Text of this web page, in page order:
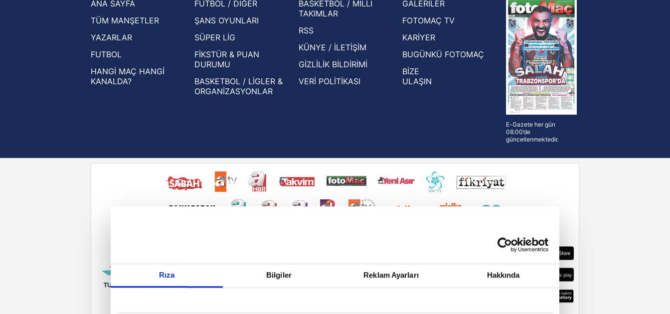
Rıza Bilgiler Reklam Ayarları Hakkında
Reddet
Ziraat Türkiye Kupası haberleri
UEFA Şampiyonlar Ligi haberleri
UEFA Avrupa Ligi haberleri
UEFA Konferans Ligi haberleri
basından gündem olan manşetler!
Beşiktaş'ın UEFA Avrupa Ligi'nde 3. Ön
Eleme Turu muhtemel rakipleri belli oldu!
ekiplerinden Atlas'ın yeni teknik direktörü
oldu
ANA SAYFA
TÜM MANŞETLER
YAZARLAR
FUTBOL
HANGİ MAÇ HANGİ
KANALDA?
FUTBOL / DİĞER
ŞANS OYUNLARI
SÜPER LİG
FİKSTÜR & PUAN
DURUMU
BASKETBOL / LİGLER &
ORGANİZASYONLAR
BASKETBOL / MİLLİ
TAKIMLAR
RSS
KÜNYE / İLETİŞİM
GİZLİLİK BİLDİRİMİ
VERİ POLİTİKASI
GALERİLER
FOTOMAÇ TV
KARİYER
BUGÜNKÜ FOTOMAÇ
BİZE
ULAŞIN
E-Gazete her gün
08:00’de
güncellenmektedir.